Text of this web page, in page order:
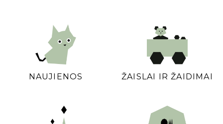
NAUJIENOS ŽAISLAI IR ŽAIDIMAI